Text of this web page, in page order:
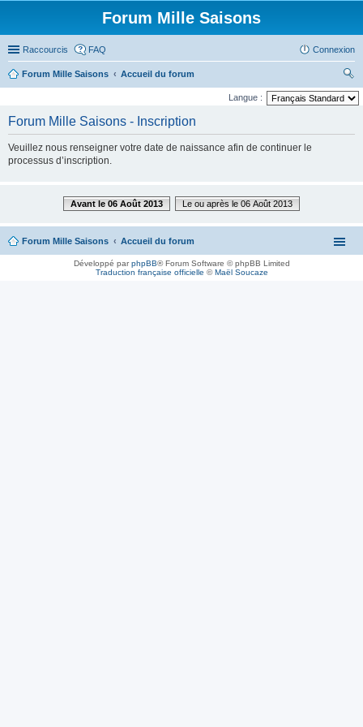
Forum Mille Saisons
Raccourcis FAQ Connexion
Forum Mille Saisons
Accueil du forum
ec
ch
Langue :
Forum Mille Saisons - Inscription
Veuillez nous renseigner votre date de naissance afin de continuer le
processus d’inscription.
Avant le 06 Août 2013 Le ou après le 06 Août 2013
Forum Mille Saisons Accueil du forum
Développé parphpBB® Forum Software © phpBB Limited
Traduction française officielle ©Maël Soucaze